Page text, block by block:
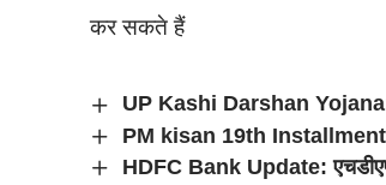
कर सकते हैं
UP Kashi Darshan Yojana:
PM kisan 19th Installment
HDFC Bank Update: